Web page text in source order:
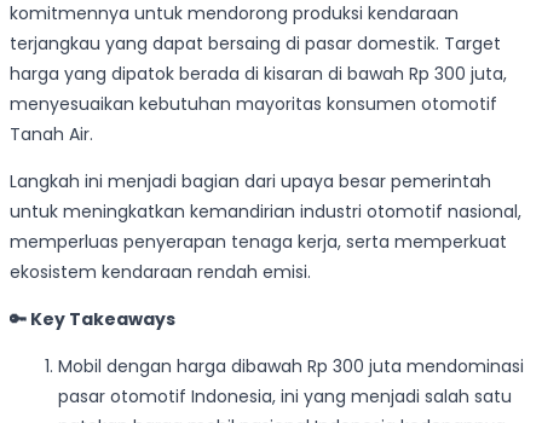
komitmennya untuk mendorong produksi kendaraan
terjangkau yang dapat bersaing di pasar domestik. Target
harga yang dipatok berada di kisaran di bawah Rp 300 juta,
menyesuaikan kebutuhan mayoritas konsumen otomotif
Tanah Air.
Langkah ini menjadi bagian dari upaya besar pemerintah
untuk meningkatkan kemandirian industri otomotif nasional,
memperluas penyerapan tenaga kerja, serta memperkuat
ekosistem kendaraan rendah emisi.
🔑 Key Takeaways
Mobil dengan harga dibawah Rp 300 juta mendominasi
pasar otomotif Indonesia, ini yang menjadi salah satu